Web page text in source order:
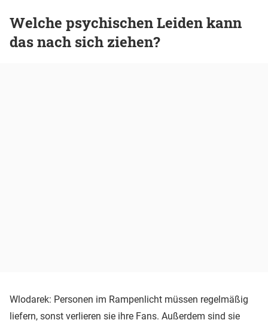
Welche psychischen Leiden kann
das nach sich ziehen?
Wlodarek: Personen im Rampenlicht müssen regelmäßig
liefern, sonst verlieren sie ihre Fans. Außerdem sind sie